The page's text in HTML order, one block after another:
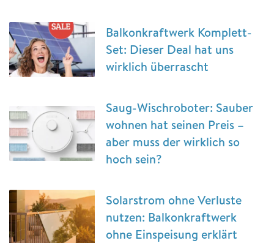
Balkonkraftwerk Komplett-
Set: Dieser Deal hat uns
wirklich überrascht
Saug-Wischroboter: Sauber
wohnen hat seinen Preis –
aber muss der wirklich so
hoch sein?
Solarstrom ohne Verluste
nutzen: Balkonkraftwerk
ohne Einspeisung erklärt